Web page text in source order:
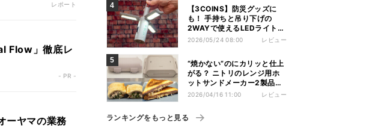
レポート
Flow」徹底レ
- PR -
ーヤマの業務
【3COINS】防災グッズに
も！ 手持ちと吊り下げの
2WAYで使えるLEDライトが
いい感じ
2026/05/24 08:00 レビュー
“焼かない”のにカリッと仕上
がる？ ニトリのレンジ用ホ
ットサンドメーカー2製品を
使い比べてみた
2026/04/16 11:00 レビュー
ランキングをもっと見る